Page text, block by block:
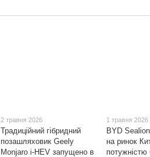
2 травня 2026
Традиційний гібридний
позашляховик Geely
Monjaro i-HEV запущено в
1 травня 2026
BYD
на ринок